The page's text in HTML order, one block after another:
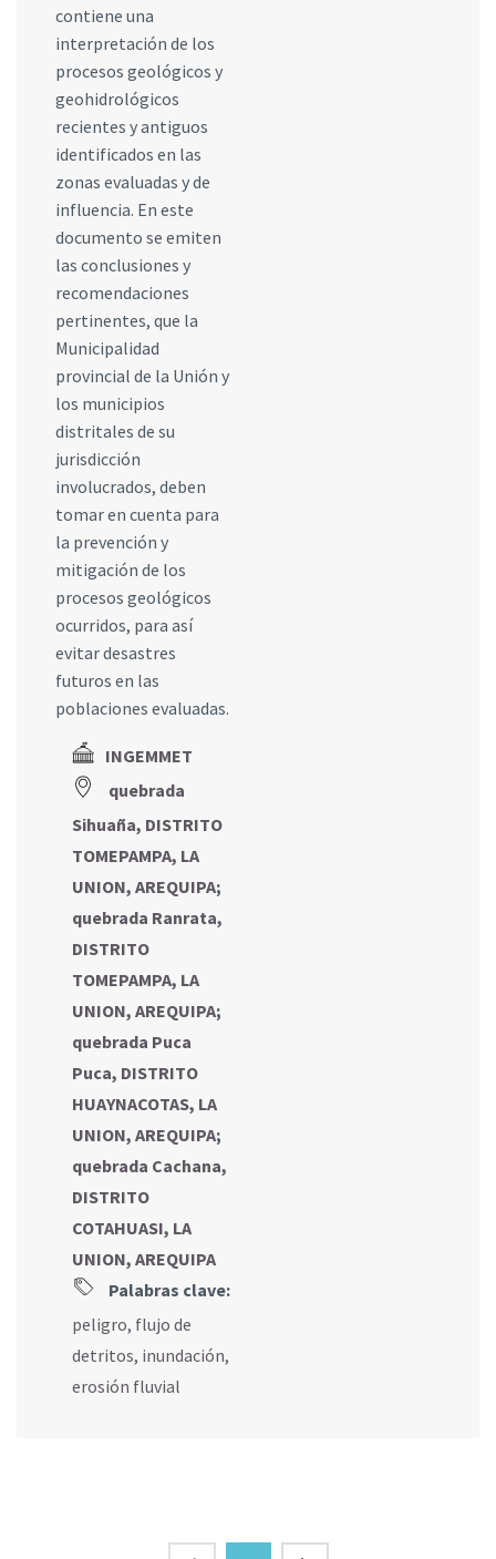
contiene una
interpretación de los
procesos geológicos y
geohidrológicos
recientes y antiguos
identificados en las
zonas evaluadas y de
influencia. En este
documento se emiten
las conclusiones y
recomendaciones
pertinentes, que la
Municipalidad
provincial de la Unión y
los municipios
distritales de su
jurisdicción
involucrados, deben
tomar en cuenta para
la prevención y
mitigación de los
procesos geológicos
ocurridos, para así
evitar desastres
futuros en las
poblaciones evaluadas.
INGEMMET
quebrada
Sihuaña, DISTRITO
TOMEPAMPA, LA
UNION, AREQUIPA;
quebrada Ranrata,
DISTRITO
TOMEPAMPA, LA
UNION, AREQUIPA;
quebrada Puca
Puca, DISTRITO
HUAYNACOTAS, LA
UNION, AREQUIPA;
quebrada Cachana,
DISTRITO
COTAHUASI, LA
UNION, AREQUIPA
Palabras clave:
peligro, flujo de
detritos, inundación,
erosión fluvial